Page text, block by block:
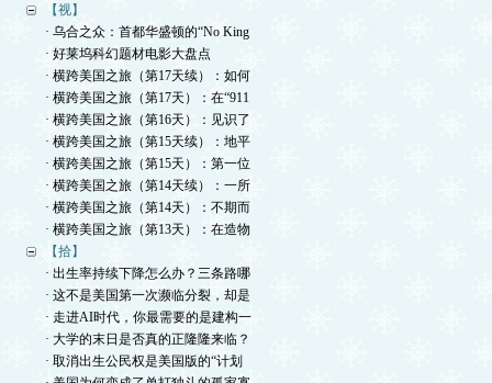
【视】
· 乌合之众：首都华盛顿的“No King
· 好莱坞科幻题材电影大盘点
· 横跨美国之旅（第17天续）：如何
· 横跨美国之旅（第17天）：在“911
· 横跨美国之旅（第16天）：见识了
· 横跨美国之旅（第15天续）：地平
· 横跨美国之旅（第15天）：第一位
· 横跨美国之旅（第14天续）：一所
· 横跨美国之旅（第14天）：不期而
· 横跨美国之旅（第13天）：在造物
【拾】
· 出生率持续下降怎么办？三条路哪
· 这不是美国第一次濒临分裂，却是
· 走进AI时代，你最需要的是建构一
· 大学的末日是否真的正隆隆来临？
· 取消出生公民权是美国版的“计划